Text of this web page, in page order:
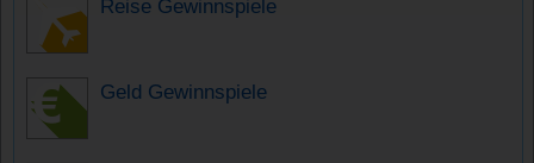
Reise Gewinnspiele
Geld Gewinnspiele